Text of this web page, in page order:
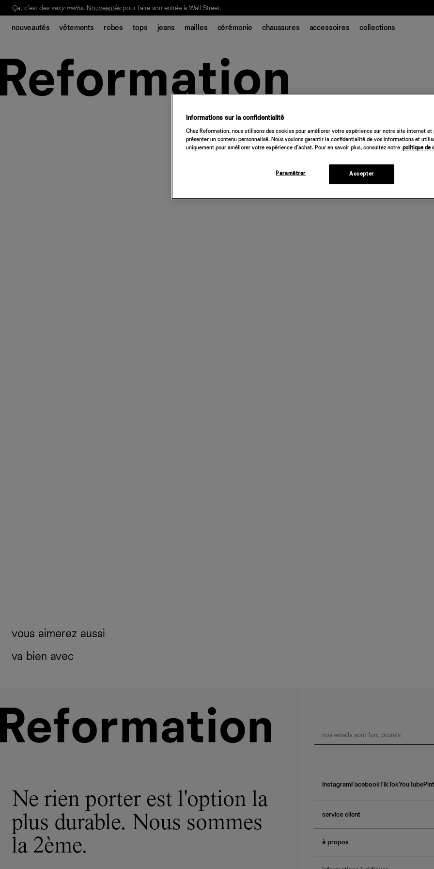
Notre Bilan Responsable 2025 est ici. Lisez-le
Ça, c'est des sexy maths. Nouveautés pour faire son entrée à Wall Street.
nouveautés vêtements robes tops jeans mailles cérémonie chaussures accessoires collections
vous aimerez aussi
va bien avec
Ne rien porter est l'option la
plus durable. Nous sommes
la 2ème.
Instagram FacebookTikTokYouTube
service client
contactez-nous
guide des tailles
à propos
Informations sur la confidentialité
Chez Reformation, nous utilisons des cookies pour améliorer votre expérience sur notre site internet et
présenter un contenu personnalisé. Nous voulons garantir la confidentialité de vos informations et
uniquement pour améliorer votre expérience d'achat. Pour en savoir plus, consultez notre politique de
Paramétrer Accepter